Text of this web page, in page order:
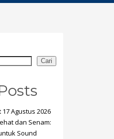
Cari
Agustus 2026
dan Senam:
Sound